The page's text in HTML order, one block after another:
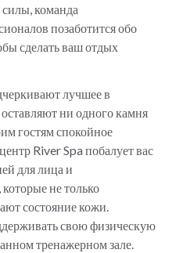
силы, команда
позаботится обо
сделать ваш отдых
лучшее в
ни одного камня
гостям спокойное
River Spa побалует вас
для лица и
не только
состояние кожи.
свою физическую
тренажерном зале.